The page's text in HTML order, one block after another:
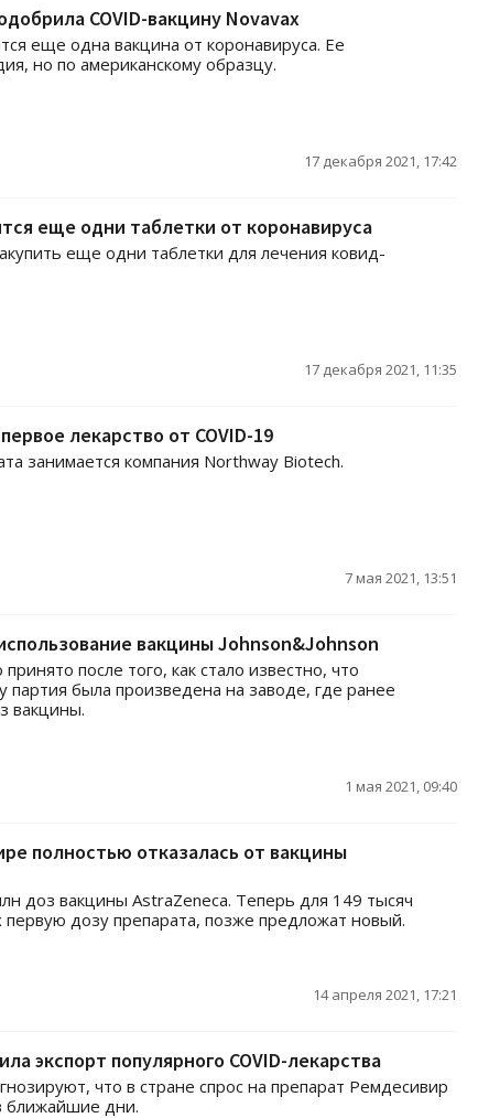
COVID-вакцину Novavax
еще одна вакцина от коронавируса. Ее
но по американскому образцу.
17 декабря 2021, 17:42
еще одни таблетки от коронавируса
еще одни таблетки для лечения ковид-
17 декабря 2021, 11:35
лекарство от COVID-19
занимается компания Northway Biotech.
7 мая 2021, 13:51
вакцины Johnson&Johnson
после того, как стало известно, что
партия была произведена на заводе, где ранее
вакцины.
1 мая 2021, 09:40
полностью отказалась от вакцины
доз вакцины AstraZeneca. Теперь для 149 тысяч
первую дозу препарата, позже предложат новый.
14 апреля 2021, 17:21
экспорт популярного COVID-лекарства
что в стране спрос на препарат Ремдесивир
ближайшие дни.